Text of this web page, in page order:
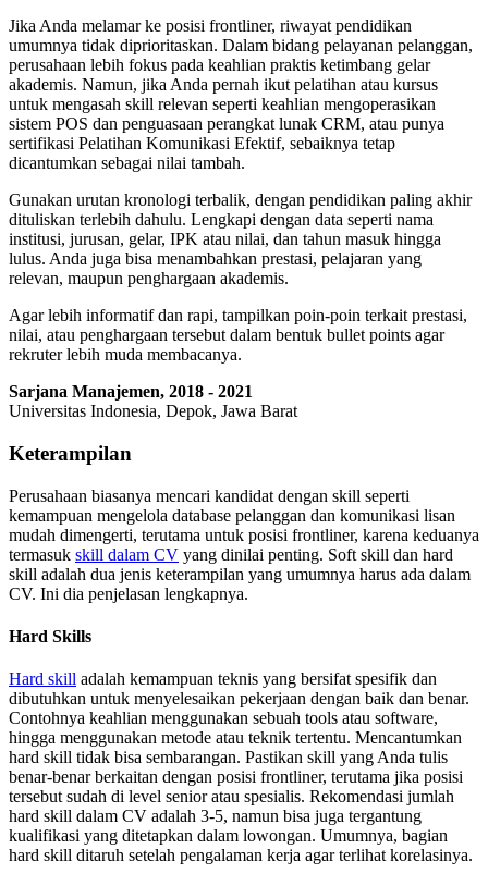
Jika Anda melamar ke posisi frontliner, riwayat pendidikan
umumnya tidak diprioritaskan. Dalam bidang pelayanan pelanggan,
perusahaan lebih fokus pada keahlian praktis ketimbang gelar
akademis. Namun, jika Anda pernah ikut pelatihan atau kursus
untuk mengasah skill relevan seperti keahlian mengoperasikan
sistem POS dan penguasaan perangkat lunak CRM, atau punya
sertifikasi Pelatihan Komunikasi Efektif, sebaiknya tetap
dicantumkan sebagai nilai tambah.
Gunakan urutan kronologi terbalik, dengan pendidikan paling akhir
dituliskan terlebih dahulu. Lengkapi dengan data seperti nama
institusi, jurusan, gelar, IPK atau nilai, dan tahun masuk hingga
lulus. Anda juga bisa menambahkan prestasi, pelajaran yang
relevan, maupun penghargaan akademis.
Agar lebih informatif dan rapi, tampilkan poin-poin terkait prestasi,
nilai, atau penghargaan tersebut dalam bentuk bullet points agar
rekruter lebih muda membacanya.
Sarjana Manajemen, 2018 - 2021
Universitas Indonesia, Depok, Jawa Barat
Keterampilan
Perusahaan biasanya mencari kandidat dengan skill seperti
kemampuan mengelola database pelanggan dan komunikasi lisan
mudah dimengerti, terutama untuk posisi frontliner, karena keduanya
termasuk skill dalam CV yang dinilai penting. Soft skill dan hard
skill adalah dua jenis keterampilan yang umumnya harus ada dalam
CV. Ini dia penjelasan lengkapnya.
Hard Skills
Hard skill adalah kemampuan teknis yang bersifat spesifik dan
dibutuhkan untuk menyelesaikan pekerjaan dengan baik dan benar.
Contohnya keahlian menggunakan sebuah tools atau software,
hingga menggunakan metode atau teknik tertentu. Mencantumkan
hard skill tidak bisa sembarangan. Pastikan skill yang Anda tulis
benar-benar berkaitan dengan posisi frontliner, terutama jika posisi
tersebut sudah di level senior atau spesialis. Rekomendasi jumlah
hard skill dalam CV adalah 3-5, namun bisa juga tergantung
kualifikasi yang ditetapkan dalam lowongan. Umumnya, bagian
hard skill ditaruh setelah pengalaman kerja agar terlihat korelasinya.